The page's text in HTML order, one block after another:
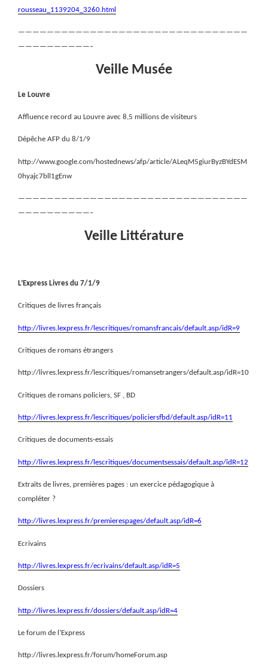
rousseau_1139204_3260.html
————————————————————————————————
——————————–
Veille Musée
Le Louvre
Affluence record au Louvre avec 8,5 millions de visiteurs
Dépêche AFP du 8/1/9
http://www.google.com/hostednews/afp/article/ALeqM5giurByzBYdESM
0hyajc7bll1gEnw
————————————————————————————————
——————————–
Veille Littérature
L’Express Livres du 7/1/9
Critiques de livres français
http://livres.lexpress.fr/lescritiques/romansfrancais/default.asp/idR=9
Critiques de romans étrangers
http://livres.lexpress.fr/lescritiques/romansetrangers/default.asp/idR=10
Critiques de romans policiers, SF , BD
http://livres.lexpress.fr/lescritiques/policiersfbd/default.asp/idR=11
Critiques de documents-essais
http://livres.lexpress.fr/lescritiques/documentsessais/default.asp/idR=12
Extraits de livres, premières pages : un exercice pédagogique à
compléter ?
http://livres.lexpress.fr/premierespages/default.asp/idR=6
Ecrivains
http://livres.lexpress.fr/ecrivains/default.asp/idR=5
Dossiers
http://livres.lexpress.fr/dossiers/default.asp/idR=4
Le forum de l’Express
http://livres.lexpress.fr/forum/homeForum.asp